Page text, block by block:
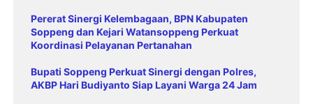
Pererat Sinergi Kelembagaan, BPN Kabupaten
Soppeng dan Kejari Watansoppeng Perkuat
Koordinasi Pelayanan Pertanahan
Bupati Soppeng Perkuat Sinergi dengan Polres,
AKBP Hari Budiyanto Siap Layani Warga 24 Jam